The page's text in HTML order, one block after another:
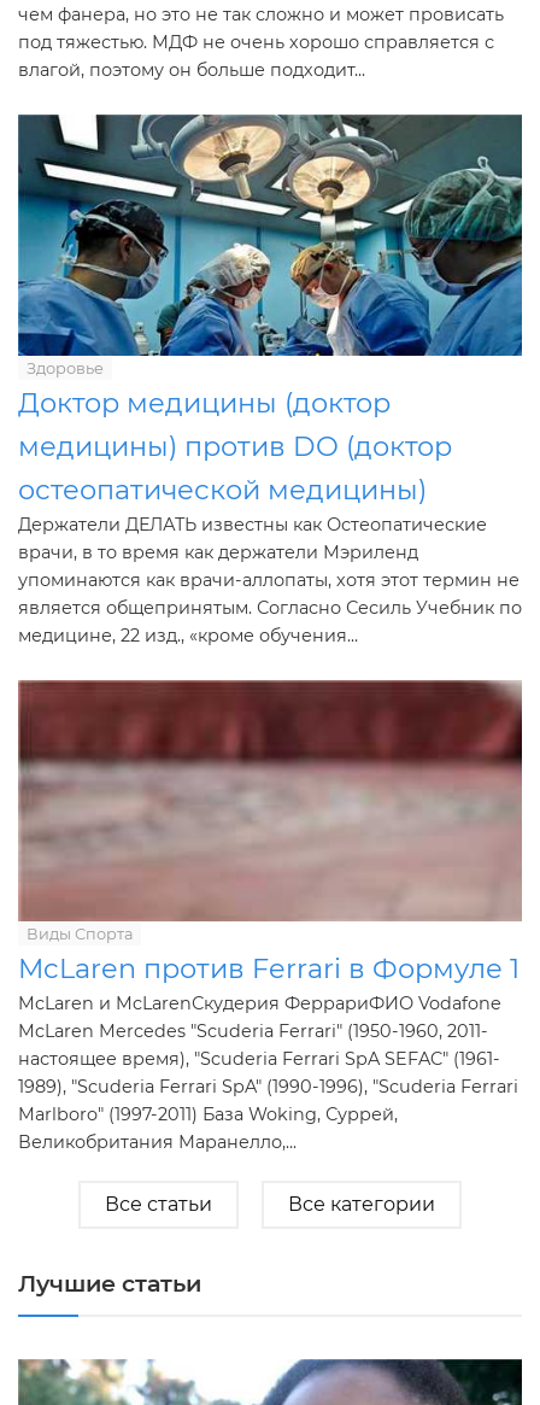
чем фанера, но это не так сложно и может провисать
под тяжестью. МДФ не очень хорошо справляется с
влагой, поэтому он больше подходит...
Здоровье
Доктор медицины (доктор
медицины) против DO (доктор
остеопатической медицины)
Держатели ДЕЛАТЬ известны как Остеопатические
врачи, в то время как держатели Мэриленд
упоминаются как врачи-аллопаты, хотя этот термин не
является общепринятым. Согласно Сесиль Учебник по
медицине, 22 изд., «кроме обучения...
Виды Спорта
McLaren против Ferrari в Формуле 1
McLaren и McLarenСкудерия ФеррариФИО Vodafone
McLaren Mercedes "Scuderia Ferrari" (1950-1960, 2011-
настоящее время), "Scuderia Ferrari SpA SEFAC" (1961-
1989), "Scuderia Ferrari SpA" (1990-1996), "Scuderia Ferrari
Marlboro" (1997-2011) База Woking, Суррей,
Великобритания Маранелло,...
Все статьи Все категории
Лучшие статьи